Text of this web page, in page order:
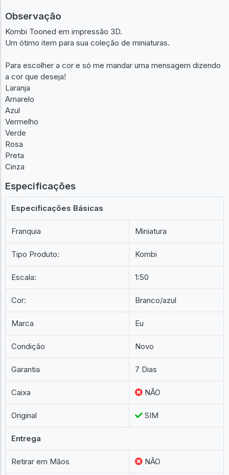
Observação
Kombi Tooned em impressão 3D.
Um ótimo item para sua coleção de miniaturas.
Para escolher a cor e só me mandar uma mensagem dizendo
a cor que deseja!
Laranja
Amarelo
Azul
Vermelho
Verde
Preta
Especificações
Especificações Básicas
Franquia Miniatura
Tipo Produto: Kombi
Escala: 1:50
Cor: Branco/azul
Marca Eu
Condição Novo
Garantia 7 Dias
Caixa NÃO
Original SIM
Entrega